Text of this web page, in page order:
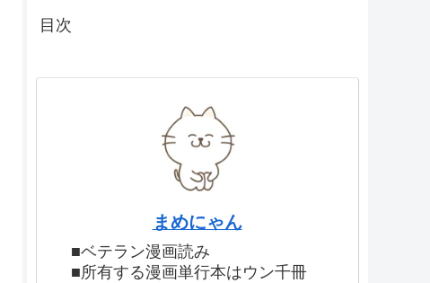
目次
まめにゃん
■ベテラン漫画読み
■所有する漫画単行本はウン千冊